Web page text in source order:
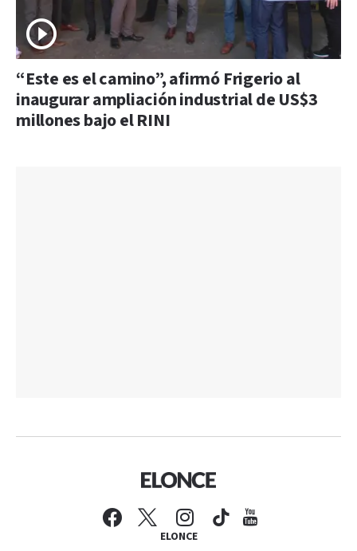
“Este es el camino”, afirmó Frigerio al
inaugurar ampliación industrial de US$3
millones bajo el RINI
ELONCE